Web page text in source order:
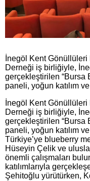
İnegöl Kent
Derneği iş birliğiyle,
gerçekleştirilen “Bursa
paneli, yoğun katılım
İnegöl Kent
Derneği iş birliğiyle,
gerçekleştirilen “Bursa
paneli, yoğun katılım
Türkiye’ye blueberry
Hüseyin Çelik ve
önemli çalışmaları
katılımlarıyla
Şehitoğlu yürütürken,